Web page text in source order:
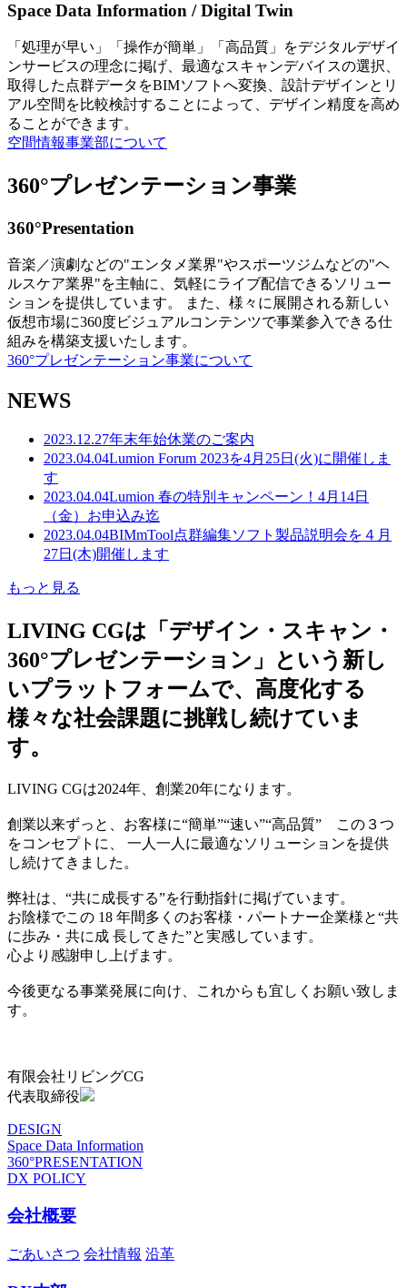
Space Data Information / Digital Twin
「処理が早い」「操作が簡単」「高品質」をデジタルデザイ
ンサービスの理念に掲げ、最適なスキャンデバイスの選択、
取得した点群データをBIMソフトへ変換、設計デザインとリ
アル空間を比較検討することによって、デザイン精度を高め
ることができます。
空間情報事業部について
360°プレゼンテーション事業
360°Presentation
音楽／演劇などの"エンタメ業界"やスポーツジムなどの"ヘ
ルスケア業界"を主軸に、気軽にライブ配信できるソリュー
ションを提供しています。 また、様々に展開される新しい
仮想市場に360度ビジュアルコンテンツで事業参入できる仕
組みを構築支援いたします。
360°プレゼンテーション事業について
NEWS
2023.12.27年末年始休業のご案内
2023.04.04Lumion Forum 2023を4月25日(火)に開催しま
す
2023.04.04Lumion 春の特別キャンペーン！4月14日
（金）お申込み迄
2023.04.04BIMmTool点群編集ソフト製品説明会を４月
27日(木)開催します
もっと見る
LIVING CGは「デザイン・スキャン・
360°プレゼンテーション」という新し
いプラットフォームで、高度化する
様々な社会課題に挑戦し続けていま
す。
LIVING CGは2024年、創業20年になります。
創業以来ずっと、お客様に“簡単”“速い”“高品質” この３つ
をコンセプトに、 一人一人に最適なソリューションを提供
し続けてきました。
弊社は、“共に成長する”を行動指針に掲げています。
お陰様でこの 18 年間多くのお客様・パートナー企業様と“共
に歩み・共に成 長してきた”と実感しています。
心より感謝申し上げます。
今後更なる事業発展に向け、これからも宜しくお願い致しま
す。
有限会社リビングCG
代表取締役
DESIGN
Space Data Information
360°PRESENTATION
DX POLICY
会社概要
ごあいさつ 会社情報 沿革